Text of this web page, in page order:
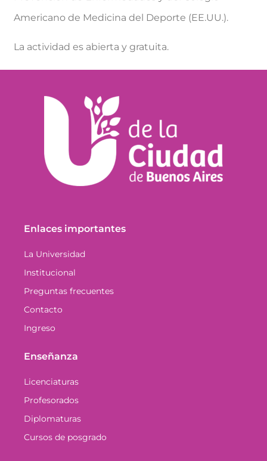
Americano de Medicina del Deporte (EE.UU.).
La actividad es abierta y gratuita.
Enlaces importantes
La Universidad
Institucional
Preguntas frecuentes
Contacto
Ingreso
Enseñanza
Licenciaturas
Profesorados
Diplomaturas
Cursos de posgrado